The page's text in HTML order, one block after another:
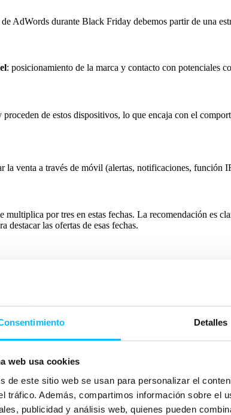
Detalles
web usa cookies
de este sitio web se usan para personalizar el
tráfico. Además, compartimos información sobre el
publicidad y análisis web, quienes pueden
AdWords durante Black Friday debemos partir de una
: posicionamiento de la marca y contacto con potenciales
de estos dispositivos, lo que encaja con el
la venta a través de móvil (alertas, notificaciones, función
multiplica por tres en estas fechas. La recomendación es
destacar las ofertas de esas fechas.
masiva, controla la definición de la audiencia a
en la web y en las campañas. Optimizar al máximo el
puede probar una estrategia de keywords más